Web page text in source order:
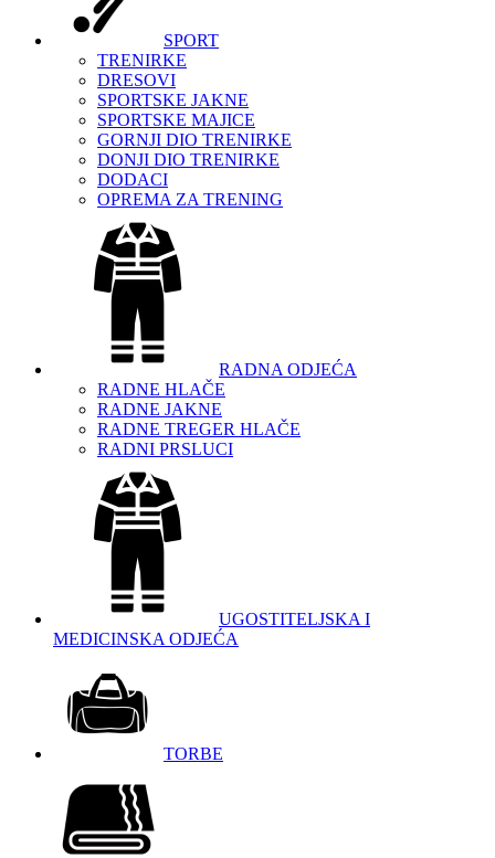
SPORT
TRENIRKE
DRESOVI
SPORTSKE JAKNE
SPORTSKE MAJICE
GORNJI DIO TRENIRKE
DONJI DIO TRENIRKE
DODACI
OPREMA ZA TRENING
RADNA ODJEĆA
RADNE HLAČE
RADNE JAKNE
RADNE TREGER HLAČE
RADNI PRSLUCI
UGOSTITELJSKA I
MEDICINSKA ODJEĆA
TORBE